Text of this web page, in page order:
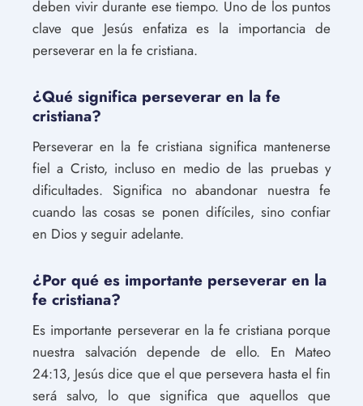
deben vivir durante ese tiempo. Uno de los puntos
clave que Jesús enfatiza es la importancia de
perseverar en la fe cristiana.
¿Qué significa perseverar en la fe
cristiana?
Perseverar en la fe cristiana significa mantenerse
fiel a Cristo, incluso en medio de las pruebas y
dificultades. Significa no abandonar nuestra fe
cuando las cosas se ponen difíciles, sino confiar
en Dios y seguir adelante.
¿Por qué es importante perseverar en la
fe cristiana?
Es importante perseverar en la fe cristiana porque
nuestra salvación depende de ello. En Mateo
24:13, Jesús dice que el que persevera hasta el fin
será salvo, lo que significa que aquellos que